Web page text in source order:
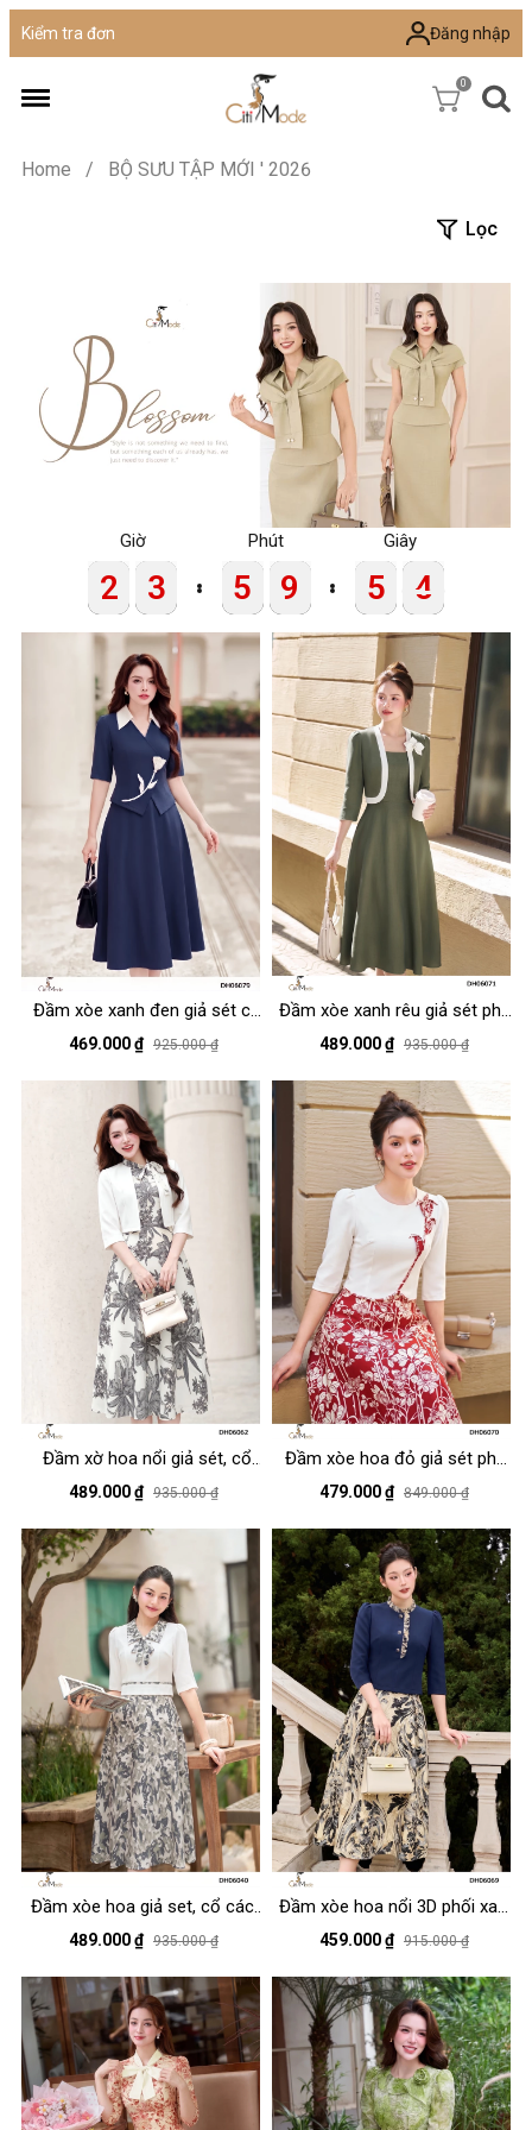
Kiểm tra đơn Đăng nhập
0
Home / BỘ SƯU TẬP MỚI ' 2026
Lọc
Đầm xòe xanh đen giả sét cổ
V đức đính hoa eo, tay lỡ
469.000 ₫ 925.000 ₫
Đầm xòe xanh rêu giả sét phối
viền nơ vai tay lỡ
489.000 ₫ 935.000 ₫
Đầm xờ hoa nổi giả sét, cổ
thắt nơ lệch tay lỡ
489.000 ₫ 935.000 ₫
Đầm xòe hoa đỏ giả sét phối
trắng tay lỡ, đính hoa
479.000 ₫ 849.000 ₫
Đầm xòe hoa giả set, cổ cách
điệu nơ tay lỡ
489.000 ₫ 935.000 ₫
Đầm xòe hoa nổi 3D phối xanh
đen cổ nhún bèo , tay lỡ
459.000 ₫ 915.000 ₫
Giờ Phút Giây
2
2
2
2 3
3
3
3 5
5
5
5 9
9
9
9 5
5
5
5 4
4
4
4